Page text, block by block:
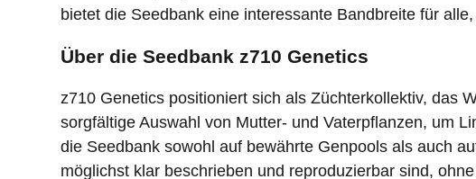
bietet die Seedbank eine interessante Bandbreite für
Über die Seedbank z710 Genetics
z710 Genetics positioniert sich als Züchterkollektiv, das
sorgfältige Auswahl von Mutter- und Vaterpflanzen, um
die Seedbank sowohl auf bewährte Genpools als auch
möglichst klar beschrieben und reproduzierbar sind,